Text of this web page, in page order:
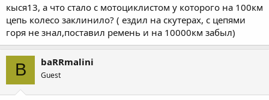
кыся13, а что стало с мотоциклистом у которого на 100км
цепь колесо заклинило? ( ездил на скутерах, с цепями
горя не знал,поставил ремень и на 10000км забыл)
B baRRmalini
Guest